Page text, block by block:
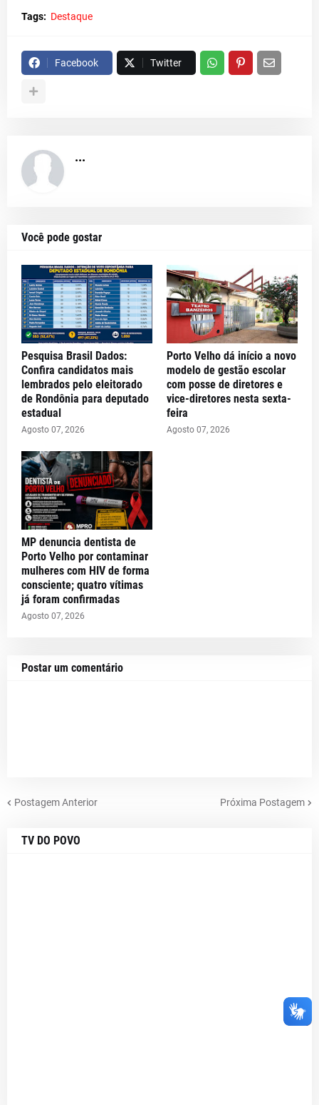
Tags: Destaque
Facebook Twitter
...
Você pode gostar
Pesquisa Brasil Dados:
Confira candidatos mais
lembrados pelo eleitorado
de Rondônia para deputado
estadual
Agosto 07, 2026
Porto Velho dá início a novo
modelo de gestão escolar
com posse de diretores e
vice-diretores nesta sexta-
feira
Agosto 07, 2026
MP denuncia dentista de
Porto Velho por contaminar
mulheres com HIV de forma
consciente; quatro vítimas
já foram confirmadas
Agosto 07, 2026
Postar um comentário
Postagem Anterior Próxima Postagem
TV DO POVO